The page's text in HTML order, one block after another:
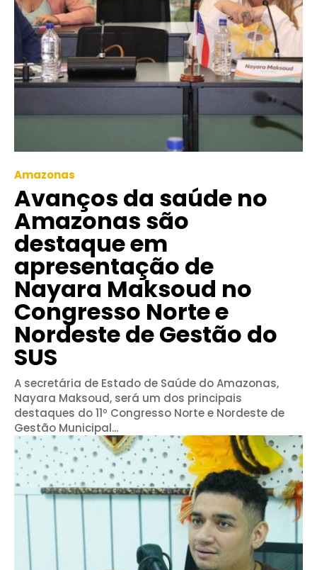
Amazonas
Avanços da saúde no
Amazonas são
destaque em
apresentação de
Nayara Maksoud no
Congresso Norte e
Nordeste de Gestão do
SUS
A secretária de Estado de Saúde do Amazonas,
Nayara Maksoud, será um dos principais
destaques do 11º Congresso Norte e Nordeste de
Gestão Municipal...